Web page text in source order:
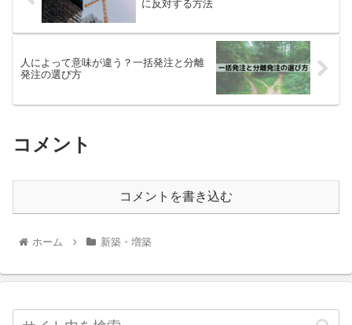
に反対する方法
人によって意味が違う？一括発注と分離
発注の選び方
コメント
コメントを書き込む
ホーム 新築・増築